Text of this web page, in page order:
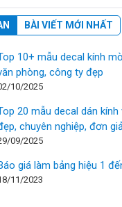
BÀI VIẾT MỚI NHẤT
10+ mẫu decal kính
phòng, công ty đẹp
10/2025
20 mẫu decal dán kính
chuyên nghiệp, đơn
09/2025
giá làm bảng hiệu 1
11/2023